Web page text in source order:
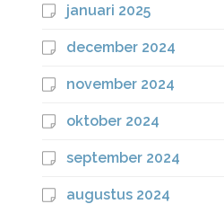
januari 2025
december 2024
november 2024
oktober 2024
september 2024
augustus 2024